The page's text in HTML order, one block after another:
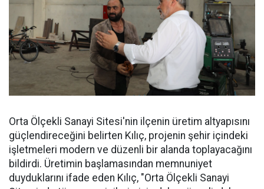
Orta Ölçekli Sanayi Sitesi'nin ilçenin üretim altyapısını
güçlendireceğini belirten Kılıç, projenin şehir içindeki
işletmeleri modern ve düzenli bir alanda toplayacağını
bildirdi. Üretimin başlamasından memnuniyet
duyduklarını ifade eden Kılıç, "Orta Ölçekli Sanayi